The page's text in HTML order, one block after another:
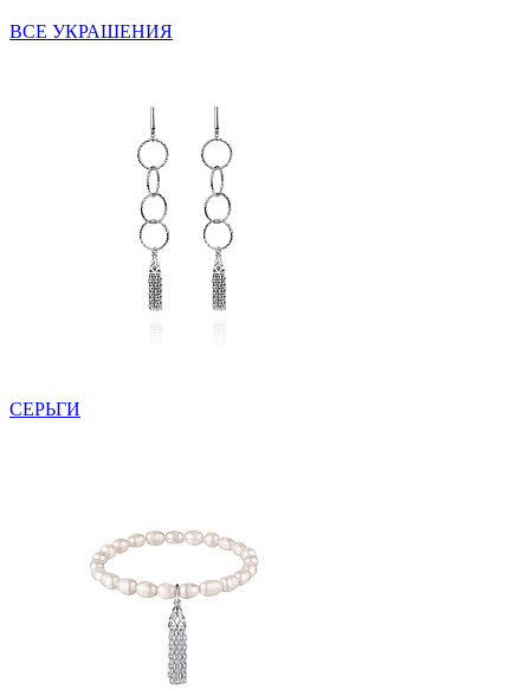
ВСЕ УКРАШЕНИЯ
СЕРЬГИ